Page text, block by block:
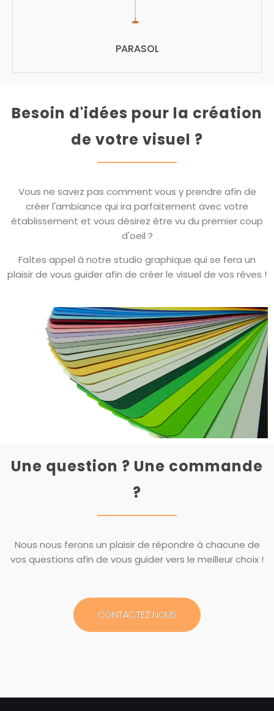
PARASOL
Besoin d'idées pour la création
de votre visuel ?
Vous ne savez pas comment vous y prendre afin de
créer l'ambiance qui ira parfaitement avec votre
établissement et vous désirez être vu du premier coup
d'oeil ?
Faîtes appel à notre studio graphique qui se fera un
plaisir de vous guider afin de créer le visuel de vos rêves !
Une question ? Une commande
?
Nous nous ferons un plaisir de répondre à chacune de
vos questions afin de vous guider vers le meilleur choix !
CONTACTEZ NOUS